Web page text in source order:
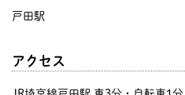
戸田駅
アクセス